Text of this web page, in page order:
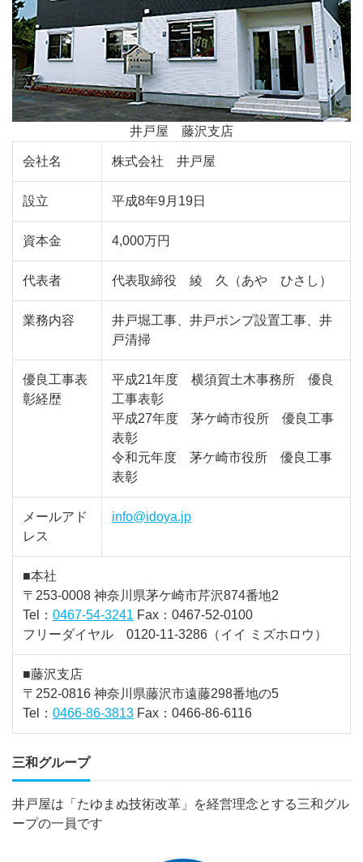
井戸屋 藤沢支店
会社名 株式会社 井戸屋
設立 平成8年9月19日
資本金 4,000万円
代表者 代表取締役 綾 久（あや ひさし）
業務内容
井戸堀工事、井戸ポンプ設置工事、井
戸清掃
優良工事表
彰経歴
平成21年度 横須賀土木事務所 優良
工事表彰
平成27年度 茅ケ崎市役所 優良工事
表彰
令和元年度 茅ケ崎市役所 優良工事
表彰
メールアド
レス
info@idoya.jp
■本社
〒253-0008 神奈川県茅ケ崎市芹沢874番地2
Tel： 0467-54-3241 Fax：0467-52-0100
フリーダイヤル 0120-11-3286（イイ ミズホロウ）
■藤沢支店
〒252-0816 神奈川県藤沢市遠藤298番地の5
Tel： 0466-86-3813 Fax：0466-86-6116
三和グループ
井戸屋は「たゆまぬ技術改革」を経営理念とする三和グル
ープの一員です